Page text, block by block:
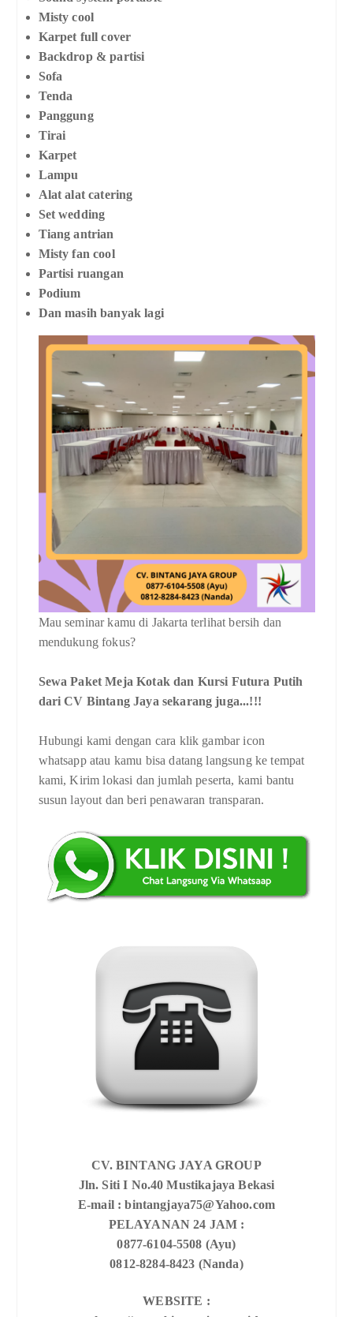
Misty cool
Karpet full cover
Backdrop & partisi
Sofa
Tenda
Panggung
Tirai
Karpet
Lampu
Alat alat catering
Set wedding
Tiang antrian
Misty fan cool
Partisi ruangan
Podium
Dan masih banyak lagi
Mau seminar kamu di Jakarta terlihat bersih dan
mendukung fokus?
Sewa Paket Meja Kotak dan Kursi Futura Putih
dari CV Bintang Jaya sekarang juga...!!!
Hubungi kami dengan cara klik gambar icon
whatsapp atau kamu bisa datang langsung ke tempat
kami, Kirim lokasi dan jumlah peserta, kami bantu
susun layout dan beri penawaran transparan.
CV. BINTANG JAYA GROUP
Jln. Siti I No.40 Mustikajaya Bekasi
E-mail : bintangjaya75@Yahoo.com
PELAYANAN 24 JAM :
0877-6104-5508 (Ayu)
0812-8284-8423 (Nanda)
WEBSITE :